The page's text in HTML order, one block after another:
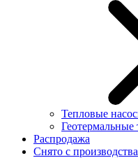
Тепловые
Геотермальные
Распродажа
Снято с производства